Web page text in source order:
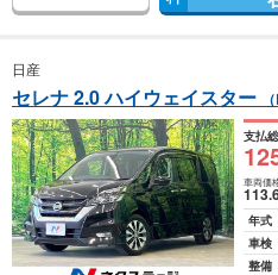
日産
セレナ 2.0 ハイウェイスター
支払
車両価
113
年式
車検
整備